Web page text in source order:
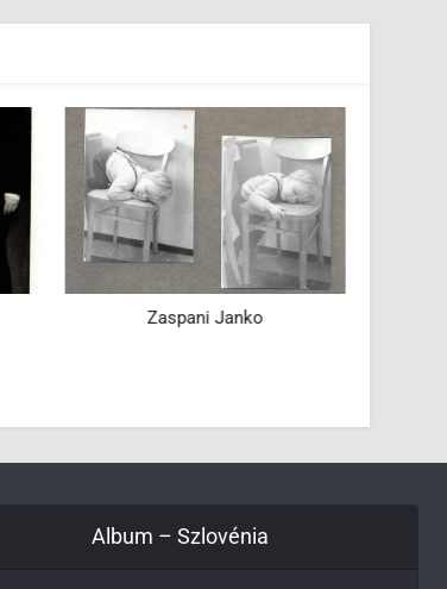
Zaspani Janko
Album – Szlovénia